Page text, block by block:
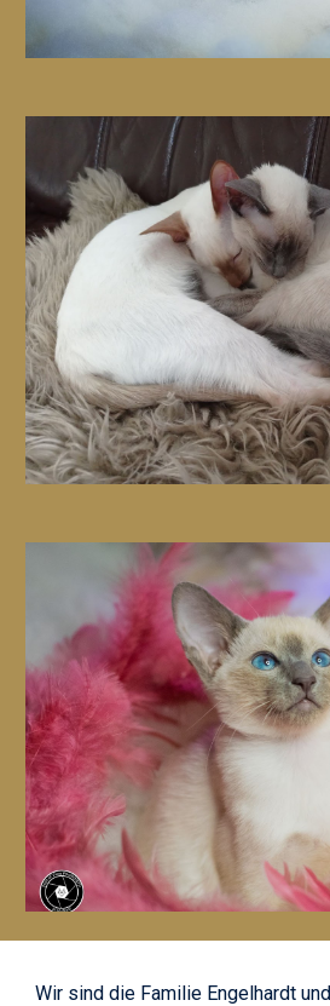
Wir sind die Familie Engelhardt